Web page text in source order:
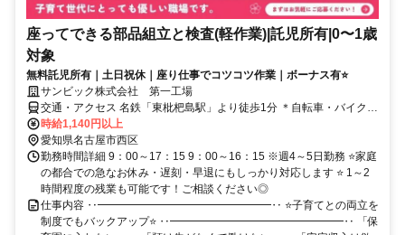
座ってできる部品組立と検査(軽作業)|託児所有|0〜1歳
対象
無料託児所有｜土日祝休｜座り仕事でコツコツ作業｜ボーナス有⭐
サンビック株式会社 第一工場
交通・アクセス 名鉄「東枇杷島駅」より徒歩1分 ＊自転車・バイク通
勤OK
時給1,140円以上
愛知県名古屋市西区
勤務時間詳細 9：00～17：15 9：00～16：15 ※週4～5日勤務 ⭐家庭
の都合での急なお休み・遅刻・早退にもしっかり対応します ⭐ 1～2
時間程度の残業も可能です！ご相談ください◎
仕事内容 ‥━━━━━━━━━━━━━━━━‥ ⭐子育てとの両立を
制度でもバックアップ⭐ ‥━━━━━━━━━━━━━━━━‥ 「保